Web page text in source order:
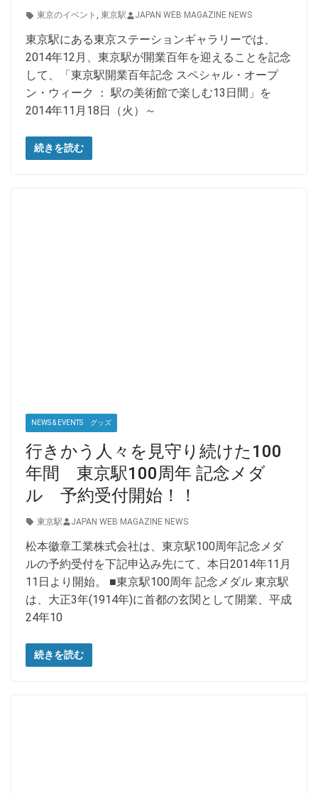
東京のイベント , 東京駅 JAPAN WEB MAGAZINE NEWS
東京駅にある東京ステーションギャラリーでは、
2014年12月、東京駅が開業百年を迎えることを記念
して、「東京駅開業百年記念 スペシャル・オープ
ン・ウィーク ： 駅の美術館で楽しむ13日間」を
2014年11月18日（火）～
続きを読む
NEWS & EVENTS グッズ
行きかう人々を見守り続けた100
年間 東京駅100周年 記念メダ
ル 予約受付開始！！
東京駅 JAPAN WEB MAGAZINE NEWS
松本徽章工業株式会社は、東京駅100周年記念メダ
ルの予約受付を下記申込み先にて、本日2014年11月
11日より開始。 ■東京駅100周年 記念メダル 東京駅
は、大正3年(1914年)に首都の玄関として開業、平成
24年10
続きを読む